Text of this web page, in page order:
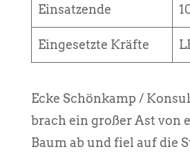
Einsatzende
Eingesetzte Kräfte
Ecke Schönkamp /
brach ein großer Ast von
Baum ab und fiel auf die